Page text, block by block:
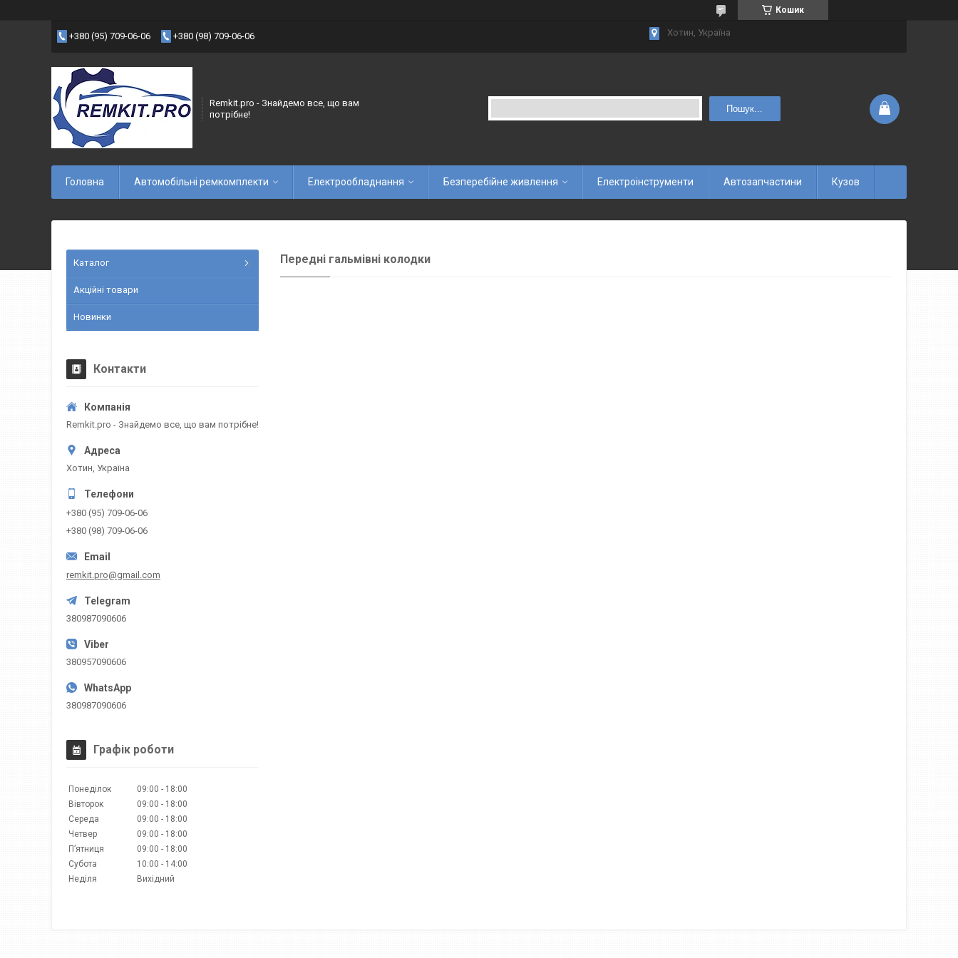
Кошик
+380 (95) 709-06-06 +380 (98) 709-06-06 Хотин, Україна
Remkit.pro - Знайдемо все, що вам
потрібне!
Пошук...
Головна Автомобільні ремкомплекти Електрообладнання Безперебійне живлення Електроінструменти Автозапчастини Кузов
Передні гальмівні колодки
Каталог
Акційні товари
Новинки
Контакти
Remkit.pro - Знайдемо все, що вам потрібне!
Хотин, Україна
+380 (95) 709-06-06
+380 (98) 709-06-06
remkit.pro@gmail.com
380987090606
380957090606
380987090606
Графік роботи
Понеділок 09:00
18:00
Вівторок
09:00
18:00
Середа
09:00
18:00
Четвер
09:00
18:00
Пʼятниця
09:00
18:00
Субота
10:00
14:00
Неділя
Вихідний